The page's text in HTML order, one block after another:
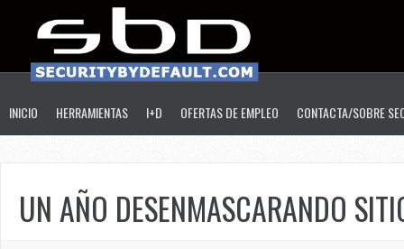
INICIO HERRAMIENTAS I+D OFERTAS DE EMPLEO CONTACTA/SOBRE
UN AÑO DESENMASCARANDO